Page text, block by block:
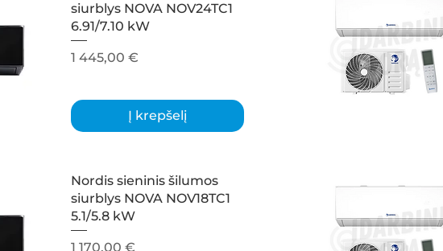
siurblys NOVA NOV24TC1
6.91/7.10 kW
Kaina
1 445,00 €
Į krepšelį
Nordis sieninis šilumos
siurblys NOVA NOV18TC1
5.1/5.8 kW
Kaina
1 170,00 €